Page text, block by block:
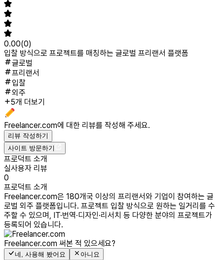
0.00(0)
입찰 방식으로 프로젝트를 매칭하는 글로벌 프리랜서 플랫폼
글로벌
프리랜서
입찰
외주
5개 더보기
Freelancer.com에 대한 리뷰를 작성해 주세요.
리뷰 작성하기
사이트 방문하기
프로덕트 소개
실사용자 리뷰
0
프로덕트 소개
Freelancer.com은 180개국 이상의 프리랜서와 기업이 참여하는 글
로벌 외주 플랫폼입니다. 프로젝트 입찰 방식으로 원하는 일거리를 수
주할 수 있으며, IT·번역·디자인·리서치 등 다양한 분야의 프로젝트가
등록되어 있습니다.
Freelancer.com 써본 적 있으세요?
네, 사용해 봤어요 아니요